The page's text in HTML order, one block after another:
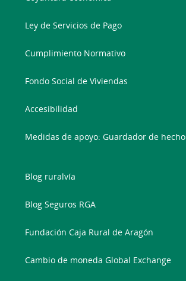
Ley de Servicios de Pago
Cumplimiento Normativo
Fondo Social de Viviendas
Accesibilidad
Medidas de apoyo: Guardador de hecho
Blog ruralvía
Blog Seguros RGA
Fundación Caja Rural de Aragón
Cambio de moneda Global Exchange